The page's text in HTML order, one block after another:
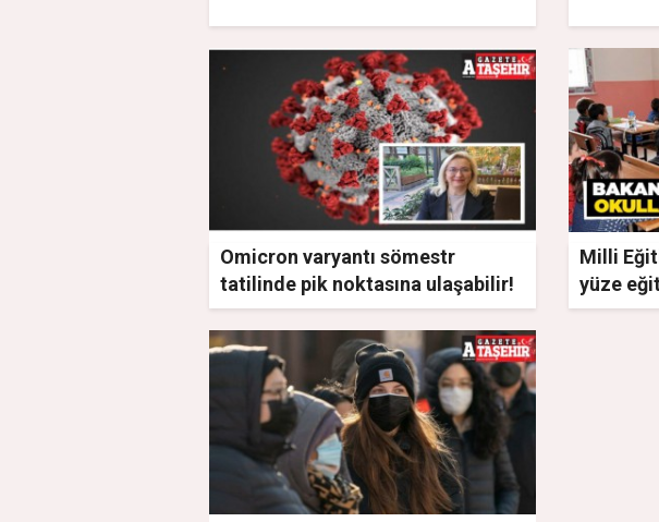
Omicron varyantı sömestr
tatilinde pik noktasına ulaşabilir!
Milli
yüze